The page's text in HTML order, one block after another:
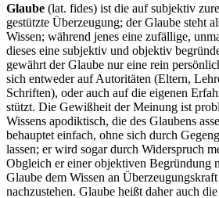
Glaube (lat. fides) ist die auf subjektiv
gestützte Überzeugung; der Glaube steht
Wissen; während jenes eine zufällige,
dieses eine subjektiv und objektiv
gewährt der Glaube nur eine rein
sich entweder auf Autoritäten (Eltern,
Schriften), oder auch auf die eigenen
stützt. Die Gewißheit der Meinung ist
Wissens apodiktisch, die des Glaubens
behauptet einfach, ohne sich durch
lassen; er wird sogar durch Widerspruch
Obgleich er einer objektiven Begründung
Glaube dem Wissen an
nachzustehen. Glaube heißt daher auch